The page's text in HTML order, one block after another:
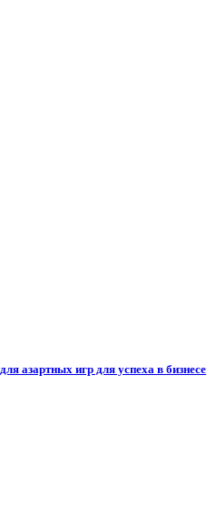
азартных игр для успеха в бизнесе